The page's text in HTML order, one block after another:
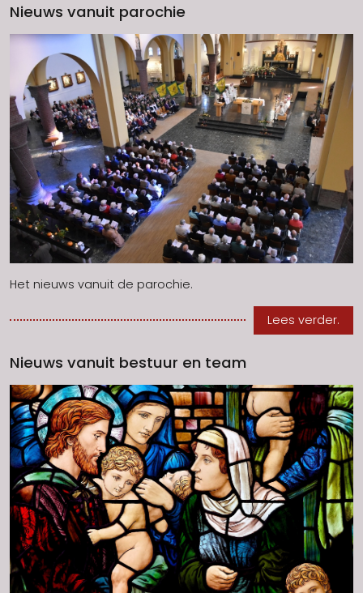
Nieuws vanuit parochie
Het nieuws vanuit de parochie.
Lees verder.
Nieuws vanuit bestuur en team